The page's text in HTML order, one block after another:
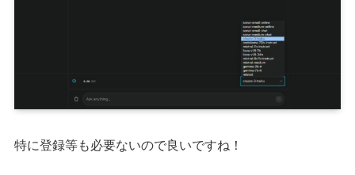
特に登録等も必要ないので良いですね！